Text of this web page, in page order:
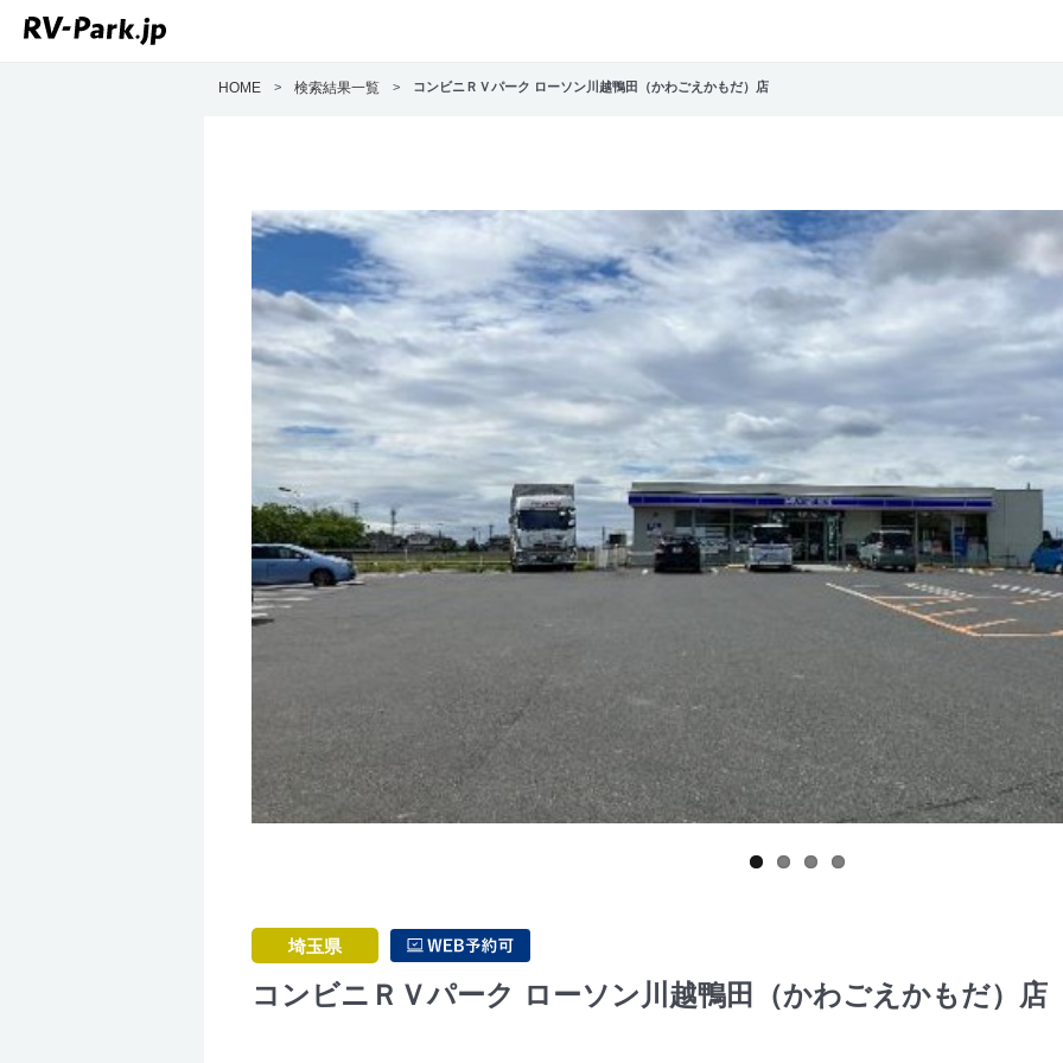
HOME > 検索結果一覧 > コンビニＲＶパーク ローソン川越鴨田（かわごえかもだ）店
埼玉県
コンビニＲＶパーク ローソン川越鴨田（かわごえかもだ